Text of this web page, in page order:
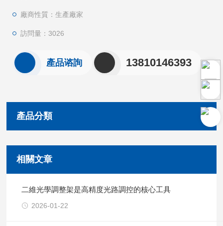
廠商性質：生產廠家
訪問量：3026
產品谘詢 13810146393
產品分類
相關文章
二維光學調整架是高精度光路調控的核心工具
2026-01-22